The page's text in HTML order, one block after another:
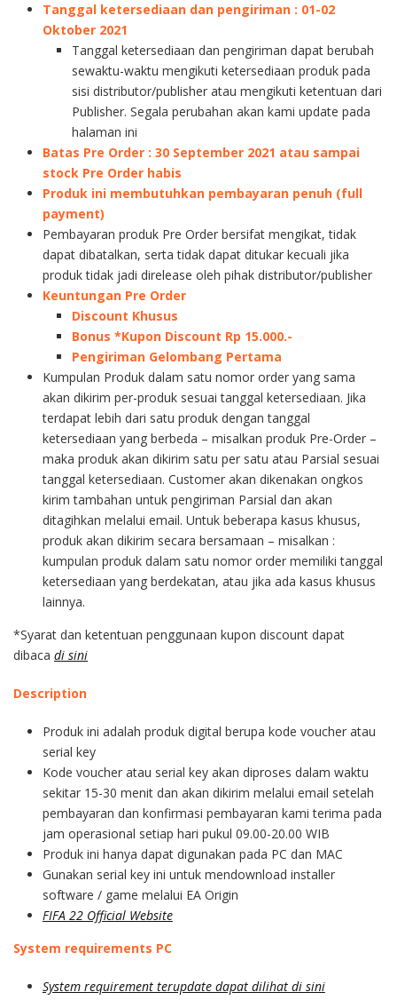
Tanggal ketersediaan dan pengiriman : 01-02
Oktober 2021
Tanggal ketersediaan dan pengiriman dapat berubah
sewaktu-waktu mengikuti ketersediaan produk pada
sisi distributor/publisher atau mengikuti ketentuan dari
Publisher. Segala perubahan akan kami update pada
halaman ini
Batas Pre Order : 30 September 2021 atau sampai
stock Pre Order habis
Produk ini membutuhkan pembayaran penuh (full
payment)
Pembayaran produk Pre Order bersifat mengikat, tidak
dapat dibatalkan, serta tidak dapat ditukar kecuali jika
produk tidak jadi direlease oleh pihak distributor/publisher
Keuntungan Pre Order
Discount Khusus
Bonus *Kupon Discount Rp 15.000.-
Pengiriman Gelombang Pertama
Kumpulan Produk dalam satu nomor order yang sama
akan dikirim per-produk sesuai tanggal ketersediaan. Jika
terdapat lebih dari satu produk dengan tanggal
ketersediaan yang berbeda – misalkan produk Pre-Order –
maka produk akan dikirim satu per satu atau Parsial sesuai
tanggal ketersediaan. Customer akan dikenakan ongkos
kirim tambahan untuk pengiriman Parsial dan akan
ditagihkan melalui email. Untuk beberapa kasus khusus,
produk akan dikirim secara bersamaan – misalkan :
kumpulan produk dalam satu nomor order memiliki tanggal
ketersediaan yang berdekatan, atau jika ada kasus khusus
lainnya.
*Syarat dan ketentuan penggunaan kupon discount dapat
dibaca di sini
Description
Produk ini adalah produk digital berupa kode voucher atau
serial key
Kode voucher atau serial key akan diproses dalam waktu
sekitar 15-30 menit dan akan dikirim melalui email setelah
pembayaran dan konfirmasi pembayaran kami terima pada
jam operasional setiap hari pukul 09.00-20.00 WIB
Produk ini hanya dapat digunakan pada PC dan MAC
Gunakan serial key ini untuk mendownload installer
software / game melalui EA Origin
FIFA 22 Official Website
System requirements PC
System requirement terupdate dapat dilihat di sini